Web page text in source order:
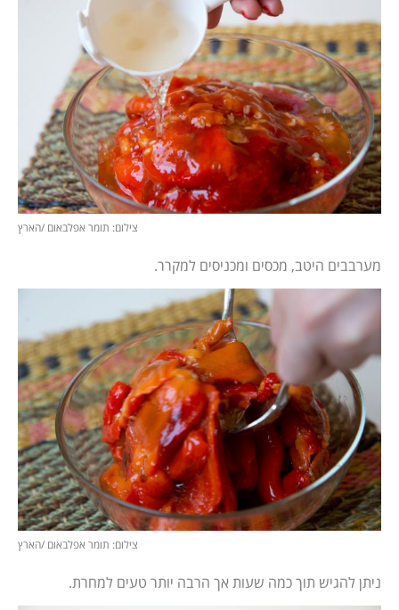
צילום: תומר אפלבאום /הארץ
מערבבים היטב, מכסים ומכניסים למקרר.
צילום: תומר אפלבאום /הארץ
ניתן להגיש תוך כמה שעות אך הרבה יותר טעים למחרת.